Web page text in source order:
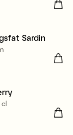
Sardin
cl